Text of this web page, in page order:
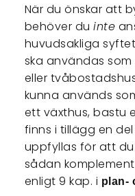
När du önskar att
behöver duinte
huvudsakliga
ska användas
eller
kunna används
ett växthus, bastu
finns i tillägg en
uppfyllas för att
sådan
enligt 9 kap. i plan-